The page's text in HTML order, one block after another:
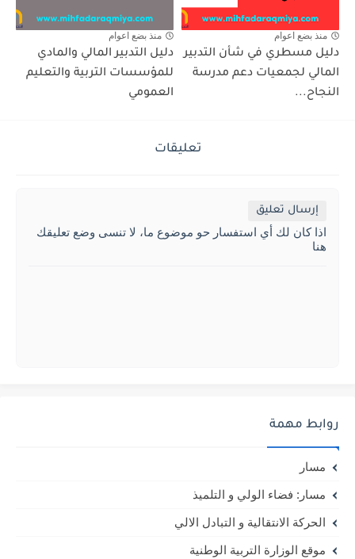
منذ بضع اعوام
دليل مسطري في شأن التدبير
المالي لجمعيات دعم مدرسة
النجاح...
منذ بضع اعوام
دليل التدبير المالي والمادي
للمؤسسات التربية والتعليم
العمومي
تعليقات
إرسال تعليق
اذا كان لك أي استفسار حو موضوع ما، لا تنسى وضع تعليقك
هنا
روابط مهمة
مسار
مسار: فضاء الولي و التلميذ
الحركة الانتقالية و التبادل الالي
موقع الوزارة التربية الوطنية